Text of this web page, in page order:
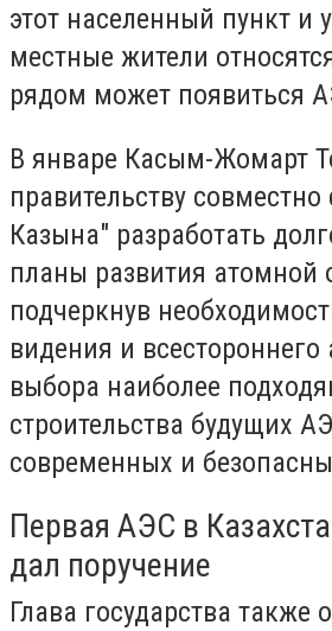
этот населенный пункт и
местные жители
рядом может появиться
В январе Касым-Жомарт
правительству
Казына" разработать
планы развития атомной
подчеркнув
видения и всестороннего
выбора наиболее
строительства будущих
современных и
Первая АЭС в
дал поручение
Глава государства также